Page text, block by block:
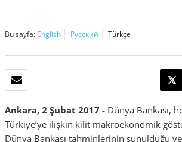
Bu sayfa: English Русский Türkçe
Ankara, 2 Şubat 2017 - Dünya Bankası,
Türkiye’ye ilişkin kilit makroekonomik
Dünya Bankası tahminlerinin sunulduğu